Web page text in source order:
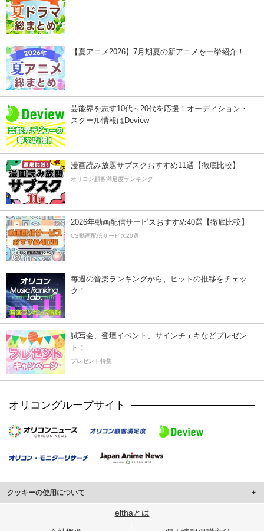
【夏アニメ2026】7月期夏の新アニメを一挙紹介！
芸能界を志す10代～20代を応援！オーディション・
スクール情報はDeview
漫画読み放題サブスクおすすめ11選【徹底比較】
オリコン顧客満足度ランキング
2026年動画配信サービスおすすめ40選【徹底比較】
CS動画配信サービス20選
毎週の音楽ランキングから、ヒットの推移をチェッ
ク！
試写会、登壇イベント、サインチェキなどプレゼン
ト！
プレゼント特集
オリコングループサイト
クッキーの使用について
このサイトでは Cookie を使用して、ユーザーに合わせたコンテンツや広告の
elthaとは